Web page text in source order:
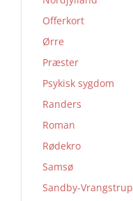
Offerkort
Ørre
Præster
Psykisk sygdom
Randers
Roman
Rødekro
Samsø
Sandby-Vrangstrup